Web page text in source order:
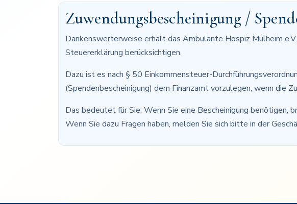
Zuwendungsbescheinigung /
Dankenswerterweise erhält das Ambulante Hospiz Mülheim
Steuererklärung berücksichtigen.
Dazu ist es nach § 50 Einkommensteuer-
(Spendenbescheinigung) dem Finanzamt vorzulegen, wenn
Das bedeutet für Sie: Wenn Sie eine Bescheinigung benötigen,
Wenn Sie dazu Fragen haben, melden Sie sich bitte in der